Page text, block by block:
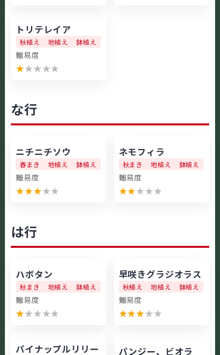
トリテレイア
秋植え 地植え 鉢植え
難易度
★★★★★
な行
ニチニチソウ
春まき 地植え 鉢植え
難易度
★★★★★
ネモフィラ
秋まき 地植え 鉢植え
難易度
★★★★★
は行
ハボタン
秋まき 地植え 鉢植え
難易度
★★★★★
早咲きグラジオラス
秋植え 地植え 鉢植え
難易度
★★★★★
パイナップルリリー パンジー、ビオラ